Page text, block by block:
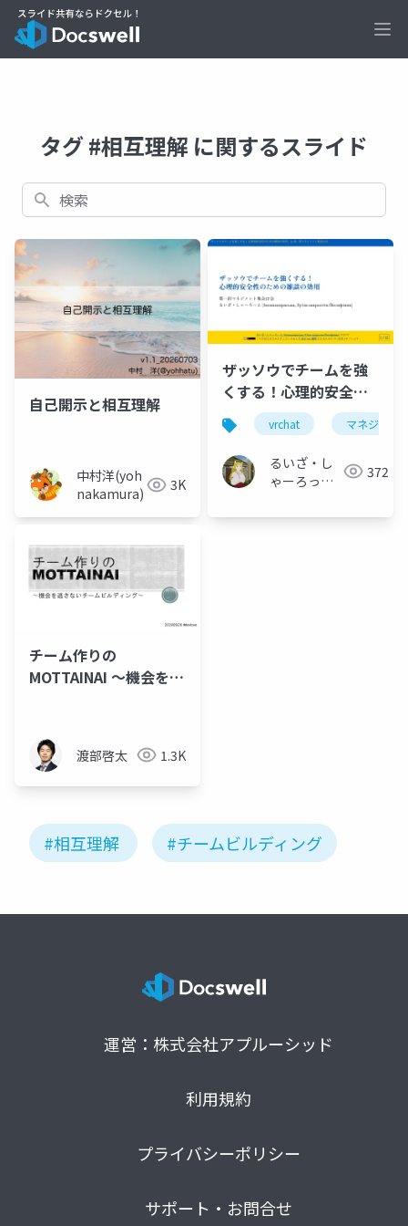
タグ #相互理解 に関するスライド
検索
自己開示と相互理解
中村洋(yoh
nakamura)
3K
ザッソウでチームを強
くする！心理的安全性
のための雑談の効用
vrchat マネジメン
るいざ・し
ゃーろっと
Луiза-
372
チーム作りの
MOTTAINAI ～機会を逃
渡部啓太 1.3K
#相互理解 #チームビルディング
運営：株式会社アプルーシッド
利用規約
プライバシーポリシー
サポート・お問合せ